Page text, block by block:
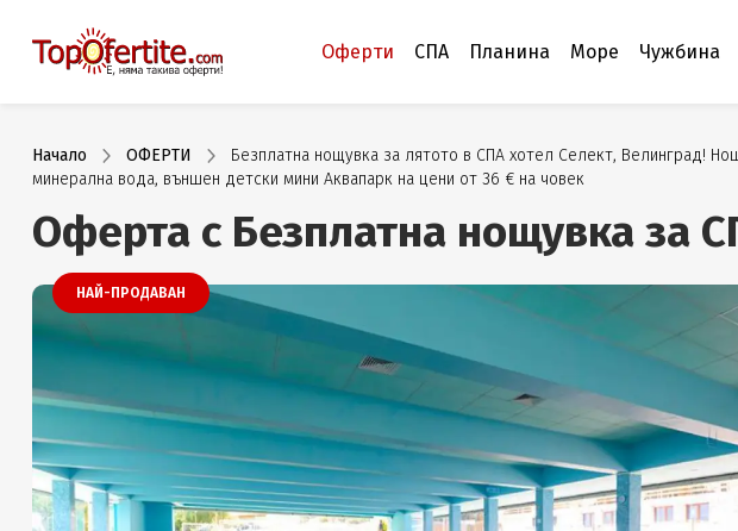
Оферти СПА Планина Море Чужбина
Начало ОФЕРТИ
Безплатна нощувка за лятото в СПА хотел Селект, Велинград!
минерална вода, външен детски мини Аквапарк на цени от 36 € на човек
Оферта с Безплатна нощувка за
НАЙ-ПРОДАВАН